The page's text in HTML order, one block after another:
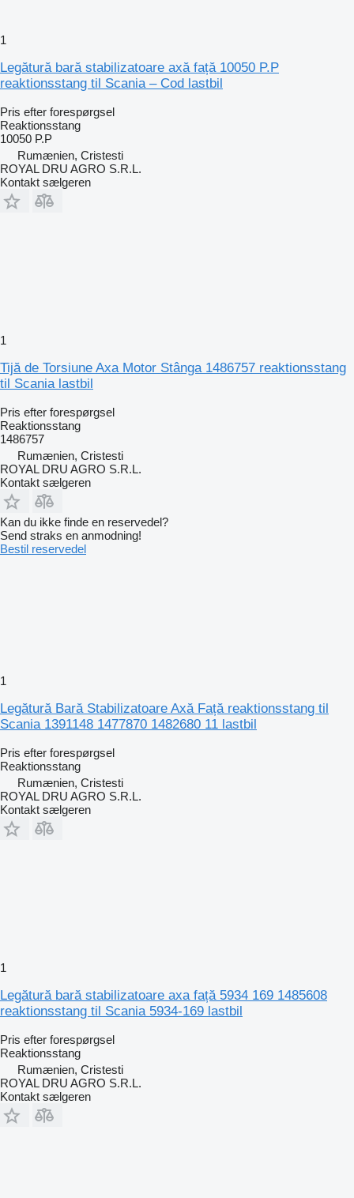
1
Legătură bară stabilizatoare axă față 10050 P.P
reaktionsstang til Scania – Cod lastbil
Pris efter forespørgsel
Reaktionsstang
10050 P.P
Rumænien, Cristesti
ROYAL DRU AGRO S.R.L.
Kontakt sælgeren
1
Tijă de Torsiune Axa Motor Stânga 1486757 reaktionsstang
til Scania lastbil
Pris efter forespørgsel
Reaktionsstang
1486757
Rumænien, Cristesti
ROYAL DRU AGRO S.R.L.
Kontakt sælgeren
Kan du ikke finde en reservedel?
Send straks en anmodning!
Bestil reservedel
1
Legătură Bară Stabilizatoare Axă Față reaktionsstang til
Scania 1391148 1477870 1482680 11 lastbil
Pris efter forespørgsel
Reaktionsstang
Rumænien, Cristesti
ROYAL DRU AGRO S.R.L.
Kontakt sælgeren
1
Legătură bară stabilizatoare axa față 5934 169 1485608
reaktionsstang til Scania 5934-169 lastbil
Pris efter forespørgsel
Reaktionsstang
Rumænien, Cristesti
ROYAL DRU AGRO S.R.L.
Kontakt sælgeren